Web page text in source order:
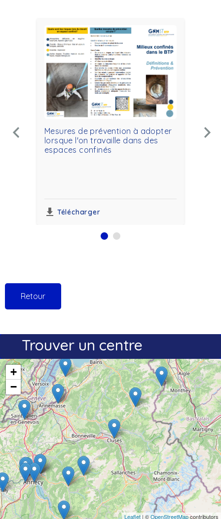
Mesures de prévention à adopter
lorsque l'on travaille dans des
espaces confinés
Télécharger
Retour
Trouver un centre
+
−
Leaflet | ©OpenStreetMapcontributors